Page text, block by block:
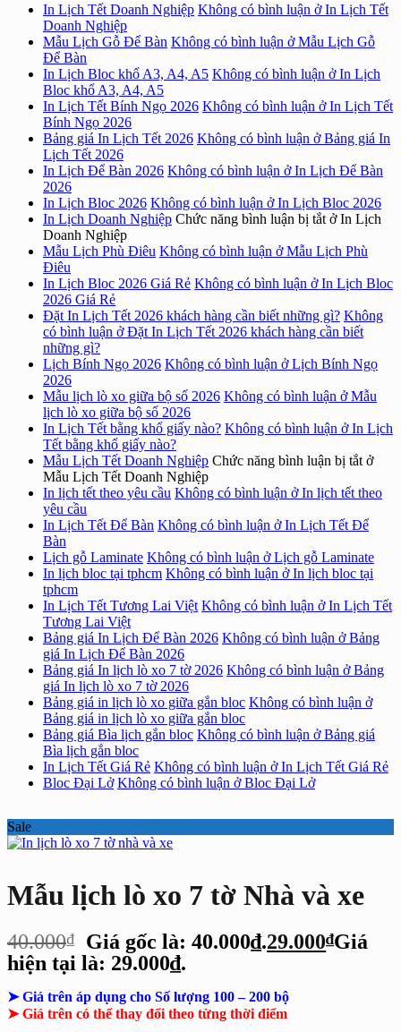
In Lịch Tết Doanh Nghiệp Không có bình luận ở In Lịch Tết
Doanh Nghiệp
Mẫu Lịch Gỗ Để Bàn Không có bình luận ở Mẫu Lịch Gỗ
Để Bàn
In Lịch Bloc khổ A3, A4, A5 Không có bình luận ở In Lịch
Bloc khổ A3, A4, A5
In Lịch Tết Bính Ngọ 2026 Không có bình luận ở In Lịch Tết
Bính Ngọ 2026
Bảng giá In Lịch Tết 2026 Không có bình luận ở Bảng giá In
Lịch Tết 2026
In Lịch Để Bàn 2026 Không có bình luận ở In Lịch Để Bàn
2026
In Lịch Bloc 2026 Không có bình luận ở In Lịch Bloc 2026
In Lịch Doanh Nghiệp Chức năng bình luận bị tắt ở In Lịch
Doanh Nghiệp
Mẫu Lịch Phù Điêu Không có bình luận ở Mẫu Lịch Phù
Điêu
In Lịch Bloc 2026 Giá Rẻ Không có bình luận ở In Lịch Bloc
2026 Giá Rẻ
Đặt In Lịch Tết 2026 khách hàng cần biết những gì? Không
có bình luận ở Đặt In Lịch Tết 2026 khách hàng cần biết
những gì?
Lịch Bính Ngọ 2026 Không có bình luận ở Lịch Bính Ngọ
2026
Mẫu lịch lò xo giữa bộ số 2026 Không có bình luận ở Mẫu
lịch lò xo giữa bộ số 2026
In Lịch Tết bằng khổ giấy nào? Không có bình luận ở In Lịch
Tết bằng khổ giấy nào?
Mẫu Lịch Tết Doanh Nghiệp Chức năng bình luận bị tắt ở
Mẫu Lịch Tết Doanh Nghiệp
In lịch tết theo yêu cầu Không có bình luận ở In lịch tết theo
yêu cầu
In Lịch Tết Để Bàn Không có bình luận ở In Lịch Tết Để
Bàn
Lịch gỗ Laminate Không có bình luận ở Lịch gỗ Laminate
In lịch bloc tại tphcm Không có bình luận ở In lịch bloc tại
tphcm
In Lịch Tết Tương Lai Việt Không có bình luận ở In Lịch Tết
Tương Lai Việt
Bảng giá In Lịch Để Bàn 2026 Không có bình luận ở Bảng
giá In Lịch Để Bàn 2026
Bảng giá In lịch lò xo 7 tờ 2026 Không có bình luận ở Bảng
giá In lịch lò xo 7 tờ 2026
Bảng giá in lịch lò xo giữa gắn bloc Không có bình luận ở
Bảng giá in lịch lò xo giữa gắn bloc
Bảng giá Bìa lịch gắn bloc Không có bình luận ở Bảng giá
Bìa lịch gắn bloc
In Lịch Tết Giá Rẻ Không có bình luận ở In Lịch Tết Giá Rẻ
Bloc Đại Lở Không có bình luận ở Bloc Đại Lở
Sale
Mẫu lịch lò xo 7 tờ Nhà và xe
40.000₫ Giá gốc là: 40.000₫.29.000₫Giá
hiện tại là: 29.000₫.
➤ Giá trên áp dụng cho Số lượng 100 – 200 bộ
➤ Giá trên có thể thay đổi theo từng thời điểm